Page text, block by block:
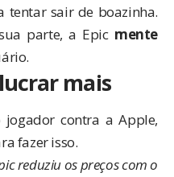
tentar sair de boazinha.
parte, a Epic mente
mais
contra a Apple,
fazer isso.
reduziu os preços com o